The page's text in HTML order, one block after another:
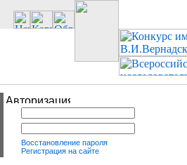
Восстановление пароля
Регистрация на сайте